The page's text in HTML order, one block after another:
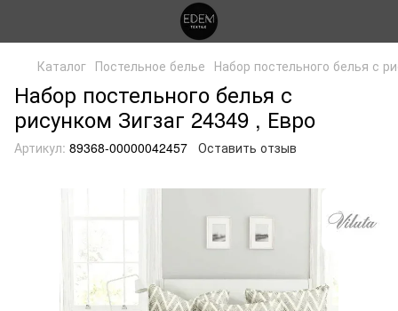
Каталог Постельное белье Набор постельного белья с
Набор постельного белья с
рисунком Зигзаг 24349 , Евро
Артикул: 89368-00000042457 Оставить отзыв